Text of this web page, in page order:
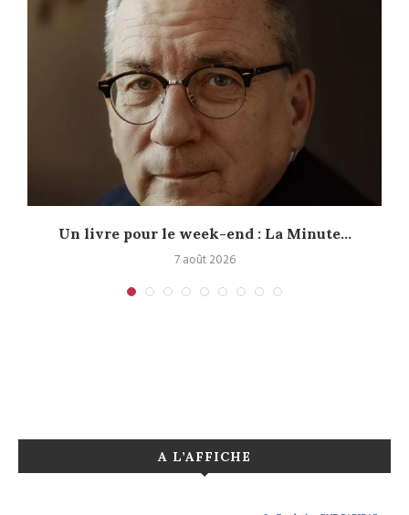
Un livre pour le week-end : La Minute...
7 août 2026
A L’AFFICHE